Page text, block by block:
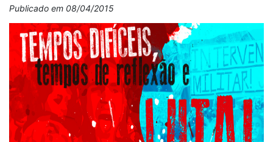
Publicado em 08/04/2015